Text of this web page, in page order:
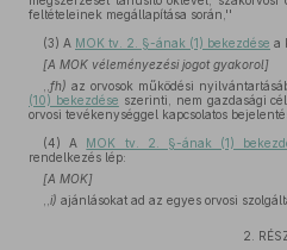
feltételeinek megállapítása során,''
(3) A MOK tv. 2. §-ának (1) bekezdése a
[A MOK véleményezési jogot gyakorol]
fh) az orvosok működési
(10) bekezdése szerinti, nem gazdasági
orvosi tevékenységgel kapcsolatos
(4) A MOK tv. 2. §-ának (1)
rendelkezés lép:
[A MOK]
i) ajánlásokat ad az egyes orvosi
2.